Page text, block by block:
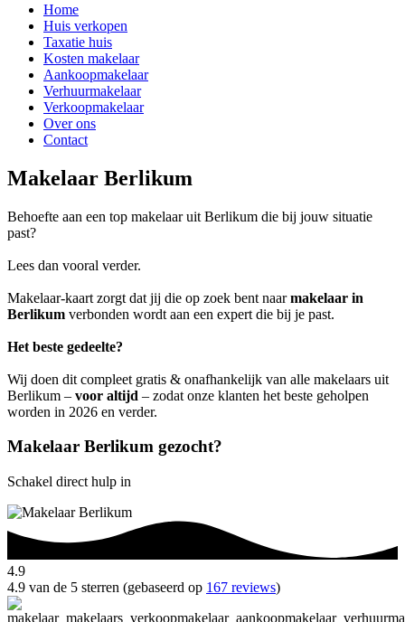
Home
Huis verkopen
Taxatie huis
Kosten makelaar
Aankoopmakelaar
Verhuurmakelaar
Verkoopmakelaar
Over ons
Contact
Makelaar Berlikum
Behoefte aan een top makelaar uit Berlikum die bij jouw situatie
past?
Lees dan vooral verder.
Makelaar-kaart zorgt dat jij die op zoek bent naarmakelaar in
Berlikum verbonden wordt aan een expert die bij je past.
Het beste gedeelte?
Wij doen dit compleet gratis & onafhankelijk van alle makelaars uit
Berlikum – voor altijd – zodat onze klanten het beste geholpen
worden in 2026 en verder.
Makelaar Berlikum gezocht?
Schakel direct hulp in
4.9
4.9 van de 5 sterren (gebaseerd op 167 reviews)